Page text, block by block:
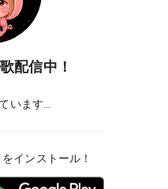
配信中！
います...
インストール！